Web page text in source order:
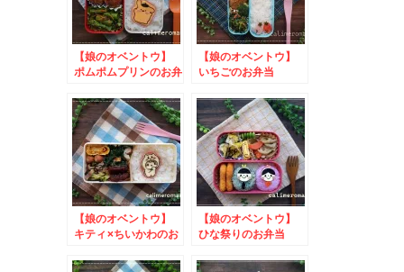
【娘のオベントウ】
ポムポムプリンのお弁
アレンジレシピコンテ
スト
【娘のオベントウ】
いちごのお弁当
【娘のオベントウ】
キティ×ちいかわのお
【娘のオベントウ】
ひな祭りのお弁当
わ写真投稿キャンペー